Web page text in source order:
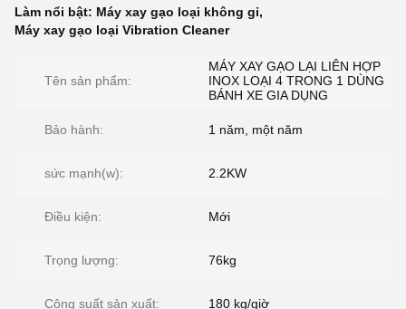
Làm nổi bật: Máy xay gạo loại không gỉ,
Máy xay gạo loại Vibration Cleaner
Tên sản phẩm:
MÁY XAY GẠO LẠI LIÊN HỢP
INOX LOẠI 4 TRONG 1 DÙNG
BÁNH XE GIA DỤNG
Bảo hành: 1 năm, một năm
sức mạnh(w): 2.2KW
Điều kiện: Mới
Trọng lượng: 76kg
Công suất sản xuất: 180 kg/giờ